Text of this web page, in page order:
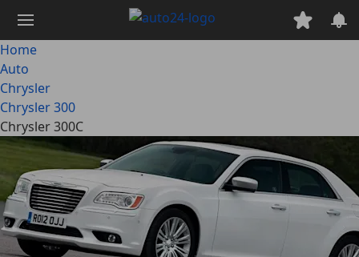
contenuto
principale
Home
Auto
Chrysler
Chrysler 300
Chrysler 300C